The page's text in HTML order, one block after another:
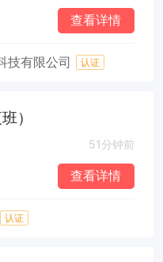
查看详情
技有限公司 认证
）
51分钟前
查看详情
认证